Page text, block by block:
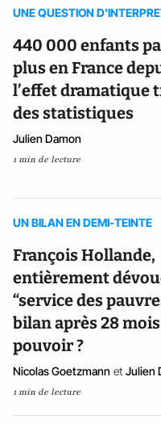
UNE QUESTION
440 000 enfants
plus en France
l’effet dramatique
des statistiques
Julien Damon
1 min de lecture
UN BILAN EN DEMI-TEINTE
François Hollande,
entièrement
“service des
bilan après 28
pouvoir ?
Nicolas Goetzmann et Julien
1 min de lecture